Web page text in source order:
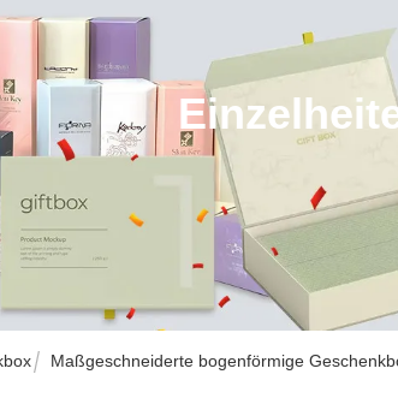
Maßgeschneiderte bogenförmige